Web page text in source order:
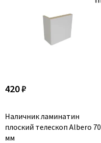
420 ₽
Наличник ламинатин
плоский телескоп Albero 70
мм